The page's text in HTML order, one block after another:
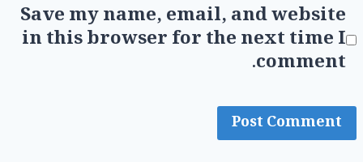
Save my name, email, and website
in this browser for the next time I
comment.